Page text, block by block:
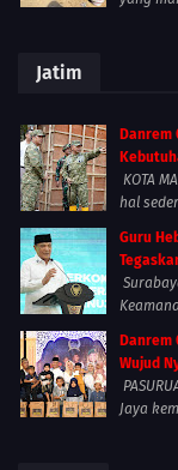
Jatim
Danrem
KOTA
hal
Guru
Danrem
Wujud
Jaya